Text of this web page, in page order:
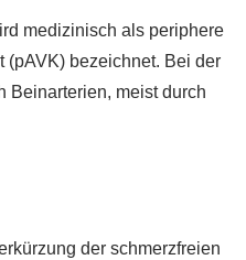
medizinisch als periphere
(pAVK) bezeichnet. Bei der
Beinarterien, meist durch
der schmerzfreien